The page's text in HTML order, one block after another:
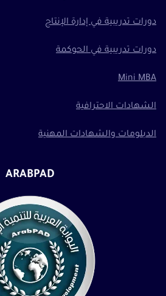
دورات تدريبية في إدارة الإنتاج
دورات تدريبية في الحوكمة
Mini MBA
الشهادات الاحترافية
الدبلومات والشهادات المهنية
ARABPAD